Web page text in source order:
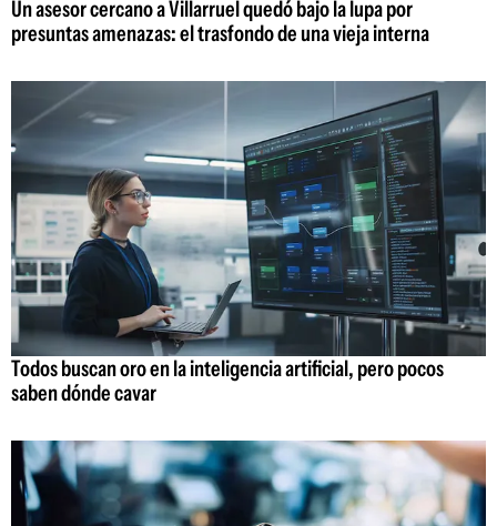
Un asesor cercano a Villarruel quedó bajo la lupa por
presuntas amenazas: el trasfondo de una vieja interna
Todos buscan oro en la inteligencia artificial, pero pocos
saben dónde cavar